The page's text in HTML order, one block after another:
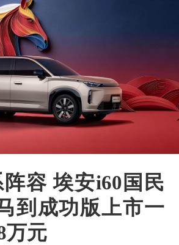
容 埃安i60国民
到成功版上市一
万元